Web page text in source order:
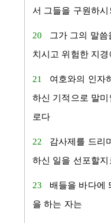
서 그들을 구원하시
20
그가 그의 말
치시고 위험한 지
21 여호와의 인자
하신 기적으로 말미
로다
22 감사제를 드리
하신 일을 선포할지
23 배들을 바다에
을 하는 자는